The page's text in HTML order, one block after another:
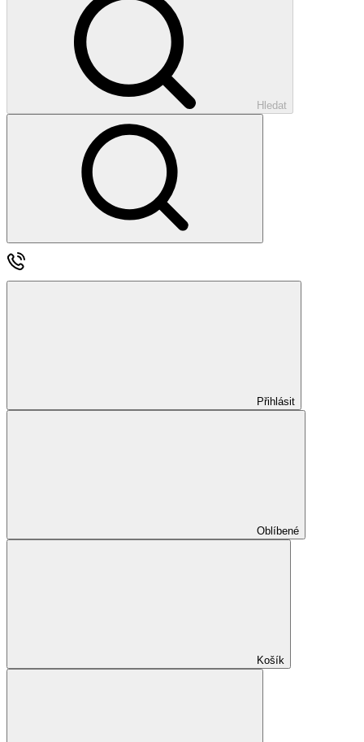
Hledat
Přihlásit
Oblíbené
Košík